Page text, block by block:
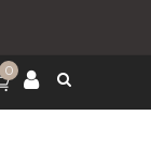
0